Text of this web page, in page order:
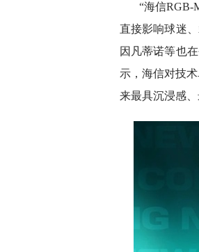
“海信RGB-
直接影响球迷
因凡蒂诺等也
示，海信对技
来最具沉浸感